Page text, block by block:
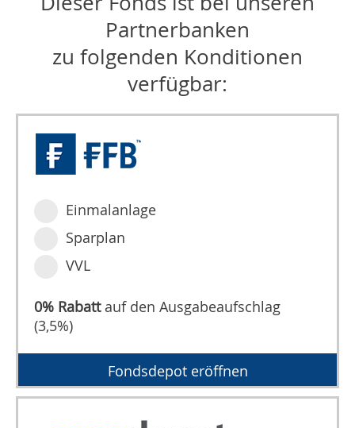
Partnerbanken
zu folgenden Konditionen
verfügbar:
Einmalanlage
Sparplan
VVL
0% Rabattauf den Ausgabeaufschlag
(3,5%)
Fondsdepot eröffnen